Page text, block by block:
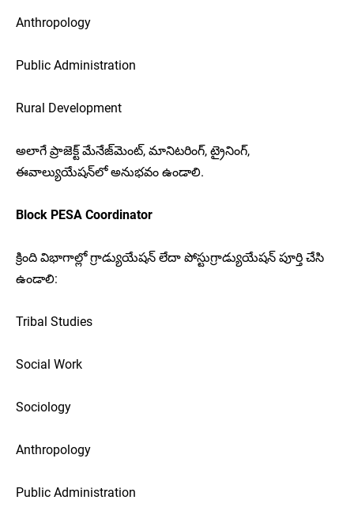
Anthropology
Public Administration
Rural Development
అలాగే ప్రాజెక్ట్ మేనేజ్‌మెంట్, మానిటరింగ్, ట్రైనింగ్,
ఈవాల్యుయేషన్‌లో అనుభవం ఉండాలి.
Block PESA Coordinator
క్రింది విభాగాల్లో గ్రాడ్యుయేషన్ లేదా పోస్టుగ్రాడ్యుయేషన్ పూర్తి చేసి
ఉండాలి:
Tribal Studies
Social Work
Sociology
Anthropology
Public Administration